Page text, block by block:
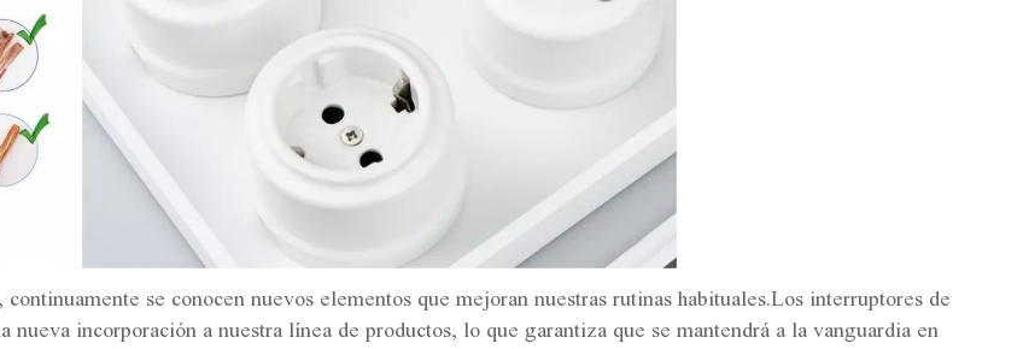
se conocen nuevos elementos que mejoran nuestras rutinas habituales.Los interruptores de
incorporación a nuestra línea de productos, lo que garantiza que se mantendrá a la vanguardia en